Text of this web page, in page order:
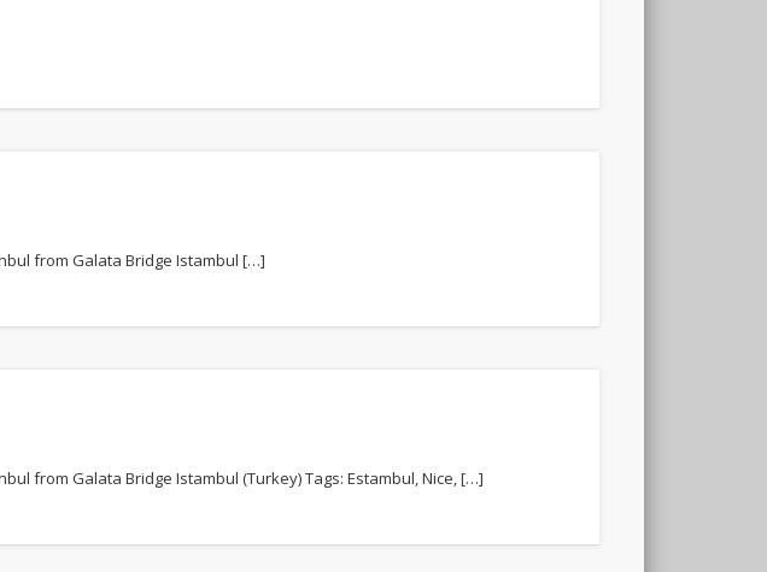
from Galata Bridge Istambul […]
from Galata Bridge Istambul (Turkey) Tags: Estambul, Nice, […]